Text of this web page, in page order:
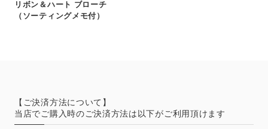
リボン＆ハート ブローチ
（ソーティングメモ付）
【ご決済方法について】
当店でご購入時のご決済方法は以下がご利用頂けます